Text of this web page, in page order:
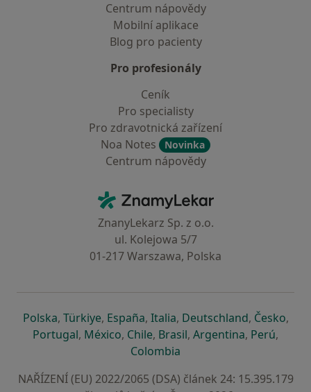
Centrum nápovědy
Mobilní aplikace
Blog pro pacienty
Pro profesionály
Ceník
Pro specialisty
Pro zdravotnická zařízení
Noa Notes
Novinka
Centrum nápovědy
ZnamyLekar - Hlavní stránka
ZnanyLekarz Sp. z o.o.
ul. Kolejowa 5/7
01-217 Warszawa, Polska
Polskase otevře v nové záložce
, Türkiyese otevře v nové záložce
, Españase otevře v nové záložce
, Italiase otevře v nové záložce
, Deutschlandse otevře v
, Českose
,
Portugalse otevře v nové záložce
, Méxicose otevře v nové záložce
, Chilese otevře v nové záložce
, Brasilse otevře v nové
, Argentinase otevře v
, Perúse
,
Colombia
NAŘÍZENÍ (EU) 2022/2065 (DSA) článek 24: 15.395.179